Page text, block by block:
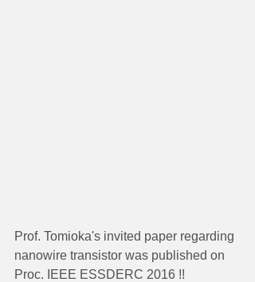
Prof. Tomioka's invited paper regarding
nanowire transistor was published on
Proc. IEEE ESSDERC 2016 !!